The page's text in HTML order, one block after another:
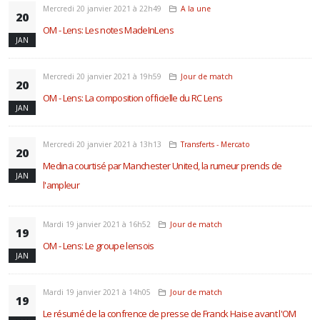
20
JAN
Mercredi 20 janvier 2021 à 22h49 A la une
OM - Lens: Les notes MadeInLens
20
JAN
Mercredi 20 janvier 2021 à 19h59 Jour de match
OM - Lens: La composition officielle du RC Lens
20
JAN
Mercredi 20 janvier 2021 à 13h13 Transferts - Mercato
Medina courtisé par Manchester United, la rumeur prends de
l'ampleur
19
JAN
Mardi 19 janvier 2021 à 16h52 Jour de match
OM - Lens: Le groupe lensois
19
Mardi 19 janvier 2021 à 14h05 Jour de match
Le résumé de la confrence de presse de Franck Haise avant l'OM